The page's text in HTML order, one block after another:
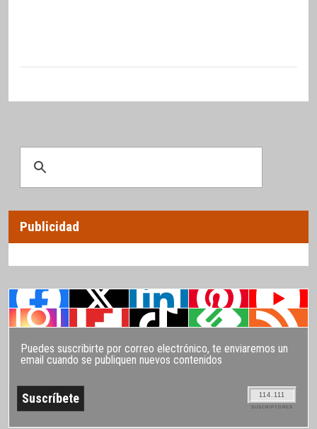
Publicidad
Puedes suscribirte por correo electrónico, te enviaremos un
email cuando se publiquen nuevos contenidos
114.111
SUSCRIPTORES